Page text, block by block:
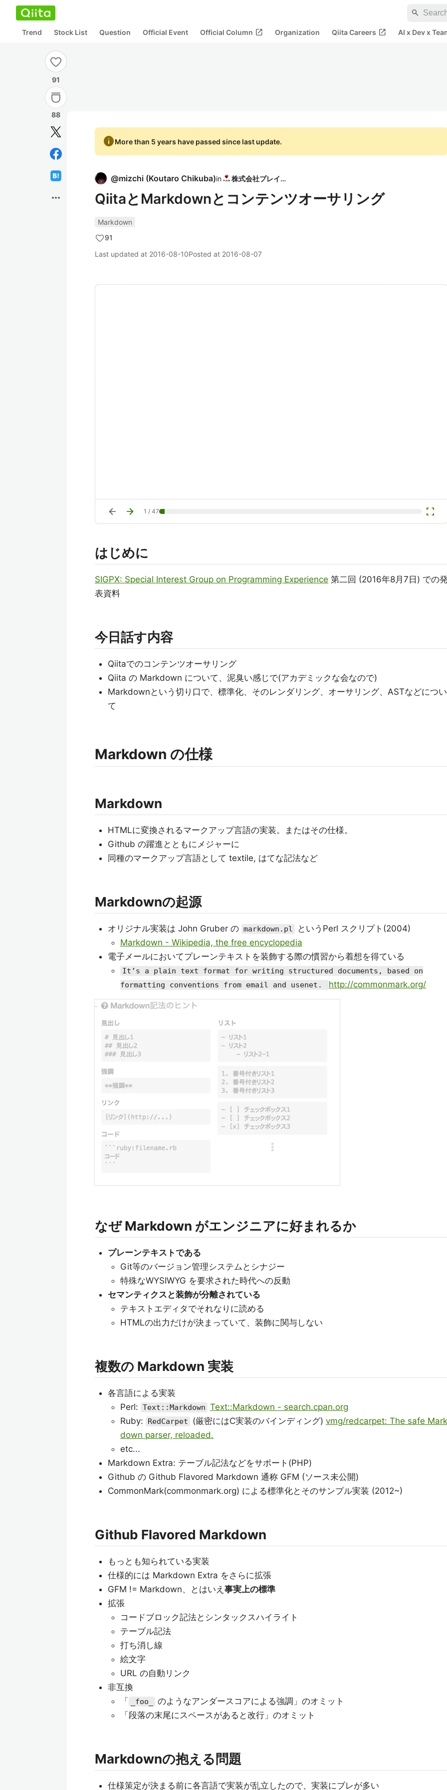
search
Trend Stock List Question Official Event Official Column open_in_new Organization Qiita Careers open_in_new AI x Dev x
91
88
more_horiz
infoMore than 5 years have passed since last update.
@mizchi (Koutaro Chikuba)in 株式会社プレイド
QiitaとMarkdownとコンテンツオーサリング
Markdown
91
Last updated at 2016-08-10Posted at 2016-08-07
arrow_back arrow_forward 1 / 47 fullscreen
はじめに
SIGPX: Special Interest Group on Programming Experience 第二回 (2016年8月7日) での
表資料
今日話す内容
Qiitaでのコンテンツオーサリング
Qiita の Markdown について、泥臭い感じで(アカデミックな会なので)
Markdownという切り口で、標準化、そのレンダリング、オーサリング、ASTなどについ
て
Markdown の仕様
Markdown
HTMLに変換されるマークアップ言語の実装。またはその仕様。
Github の躍進とともにメジャーに
同種のマークアップ言語として textile, はてな記法など
Markdownの起源
オリジナル実装は John Gruber の markdown.pl
というPerl スクリプト(2004)
Markdown - Wikipedia, the free encyclopedia
電子メールにおいてプレーンテキストを装飾する際の慣習から着想を得ている
It’s a plain text format for writing structured documents, based on
formatting conventions from email and usenet.
http://commonmark.org/
なぜ Markdown がエンジニアに好まれるか
プレーンテキストである
Git等のバージョン管理システムとシナジー
特殊なWYSIWYG を要求された時代への反動
セマンティクスと装飾が分離されている
テキストエディタでそれなりに読める
HTMLの出力だけが決まっていて、装飾に関与しない
複数の Markdown 実装
各言語による実装
Perl: Text::Markdown Text::Markdown - search.cpan.org
Ruby:
RedCarpet (厳密にはC実装のバインディング) vmg/redcarpet: The safe Mark
down parser, reloaded.
etc...
Markdown Extra: テーブル記法などをサポート(PHP)
Github の Github Flavored Markdown 通称 GFM (ソース未公開)
CommonMark(commonmark.org) による標準化とそのサンプル実装 (2012~)
Github Flavored Markdown
もっとも知られている実装
仕様的には Markdown Extra をさらに拡張
GFM != Markdown、とはいえ 事実上の標準
拡張
コードブロック記法とシンタックスハイライト
テーブル記法
打ち消し線
絵文字
URL の自動リンク
非互換
「
_foo_
のようなアンダースコアによる強調」のオミット
「段落の末尾にスペースがあると改行」のオミット
Markdownの抱える問題
仕様策定が決まる前に各言語で実装が乱立したので、実装にブレが多い